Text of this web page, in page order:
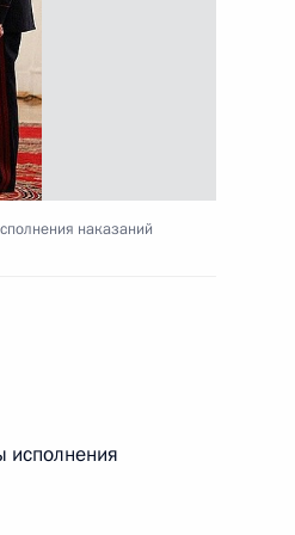
наказаний
исполнения